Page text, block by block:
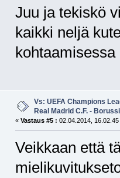
Juu ja tekiskö
kaikki neljä
Vs: UEFA Champions
Real Madrid C.F. -
« Vastaus #5 : 02.04.2014, 16.02.45
Veikkaan että